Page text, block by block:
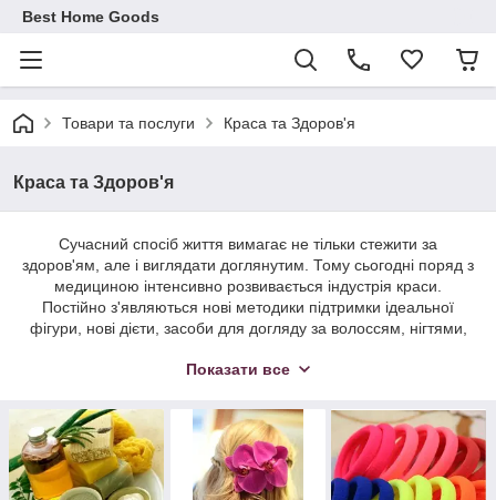
Best Home Goods
Товари та послуги Краса та Здоров'я
Краса та Здоров'я
Сучасний спосіб життя вимагає не тільки стежити за
здоров'ям, але і виглядати доглянутим. Тому сьогодні поряд з
медициною інтенсивно розвивається індустрія краси.
Постійно з'являються нові методики підтримки ідеальної
фігури, нові дієти, засоби для догляду за волоссям, нігтями,
Показати все